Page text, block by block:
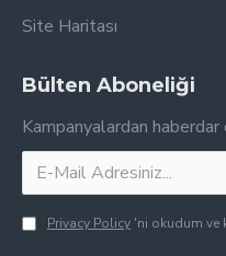
Site Haritası
Bülten Aboneliği
Kampanyalardan
Privacy Policy 'ni okudum ve